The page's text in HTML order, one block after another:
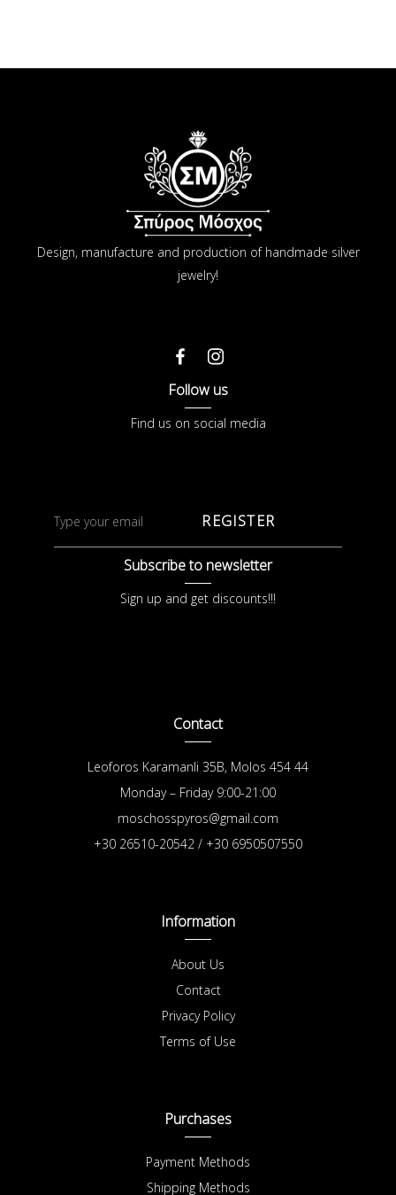
Design, manufacture and production of handmade silver
jewelry!
Follow us
Find us on social media
REGISTER
Subscribe to newsletter
Sign up and get discounts!!!
Contact
Leoforos Karamanli 35B, Molos 454 44
Monday – Friday 9:00-21:00
moschosspyros@gmail.com
+30 26510-20542 / +30 6950507550
Information
About Us
Contact
Privacy Policy
Terms of Use
Purchases
Payment Methods
Shipping Methods